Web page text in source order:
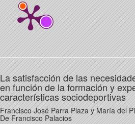
La satisfacción de las
en función de la formación y
características sociodeportivas
Francisco José Parra Plaza y María del
De Francisco Palacios